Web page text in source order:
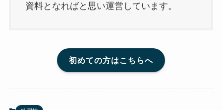
資料となればと思い運営しています。
初めての方はこちらへ